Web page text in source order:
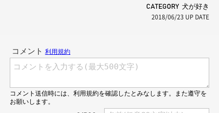
CATEGORY 犬が好き
2018/06/23 UP DATE